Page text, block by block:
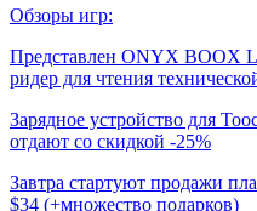
Обзоры игр:
Представлен ONYX BOOX
ридер для чтения
Зарядное устройство для
отдают со скидкой -25%
Завтра стартуют продажи
$34 (+множество подарков)